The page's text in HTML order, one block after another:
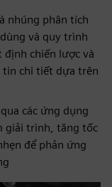
nhúng phân tích
và quy trình
định chiến lược và
tin chi tiết dựa trên
các ứng dụng
giải trình, tăng tốc
để phản ứng